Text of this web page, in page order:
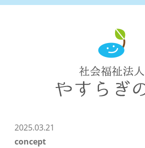
2025.03.21
concept